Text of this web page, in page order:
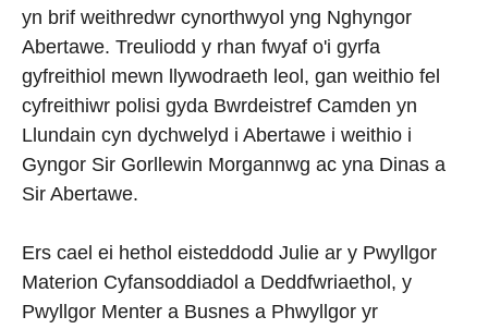
yn brif weithredwr cynorthwyol yng Nghyngor
Abertawe. Treuliodd y rhan fwyaf o'i gyrfa
gyfreithiol mewn llywodraeth leol, gan weithio fel
cyfreithiwr polisi gyda Bwrdeistref Camden yn
Llundain cyn dychwelyd i Abertawe i weithio i
Gyngor Sir Gorllewin Morgannwg ac yna Dinas a
Sir Abertawe.
Ers cael ei hethol eisteddodd Julie ar y Pwyllgor
Materion Cyfansoddiadol a Deddfwriaethol, y
Pwyllgor Menter a Busnes a Phwyllgor yr